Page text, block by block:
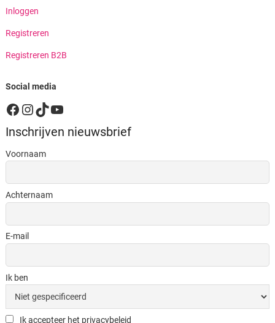
Inloggen
Registreren
Registreren B2B
Social media
Facebook
Instagram
TikTok
YouTube
Inschrijven nieuwsbrief
Voornaam
Achternaam
E-mail
Ik ben
Ik accepteer het privacybeleid